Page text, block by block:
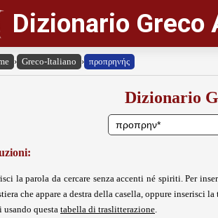
Dizionario Greco
› Greco-Italiano › προπρηνής
Dizionario
la parola da cercare senza accenti né spiriti. Per
che appare a destra della casella, oppure inserisci
questa tabella di traslitterazione.